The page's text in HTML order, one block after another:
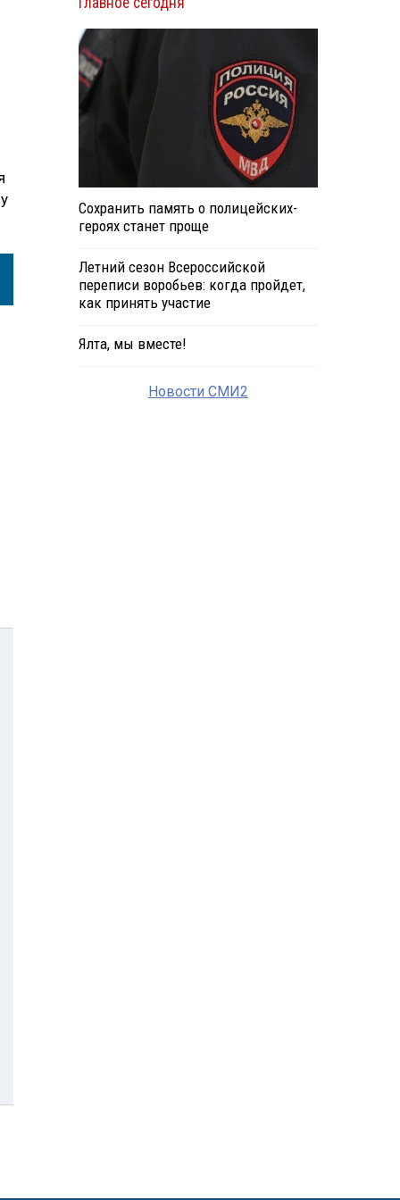
Сохранить память о полицейских-
героях станет проще
Летний сезон Всероссийской
переписи воробьев: когда пройдет,
как принять участие
Ялта, мы вместе!
Новости СМИ2